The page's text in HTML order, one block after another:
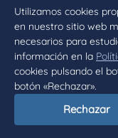
Utilizamos cookies
en nuestro sitio web
necesarios para
información en la
cookies pulsando el
botón «Rechazar».
Rechazar